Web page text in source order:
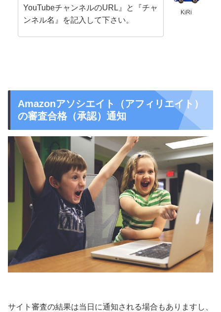
KiRi
YouTubeチャンネルのURL』と『チャ
ンネル名』
を記入して下さい。
Amazonアソシエイト（アフィリエイト）
の審査合格（承認）通知
サイト審査の結果は当日に通知される場合もありますし、